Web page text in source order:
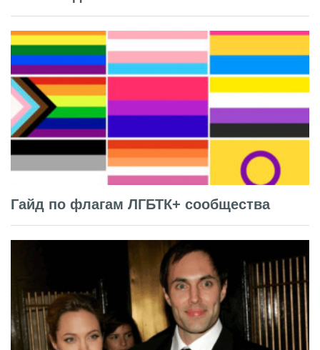
Гайд по флагам ЛГБТК+ сообщества